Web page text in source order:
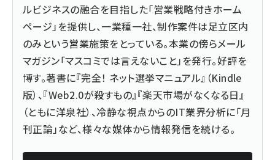
ルビジネスの融合を目指した「営業戦略付きホーム
ページ」を提供し、一業種一社、制作案件は足立区内
のみという営業施策をとっている。本業の傍らメール
マガジン「マスコミでは言えないこと」を発行。好評を
博す。著書に『完全！ ネット選挙マニュアル』（Kindle
版）、『Web2.0が殺すもの』『楽天市場がなくなる日』
（ともに洋泉社）、冷静な視点からのIT業界分析に「月
刊正論」など、様々な媒体から情報発信を続ける。